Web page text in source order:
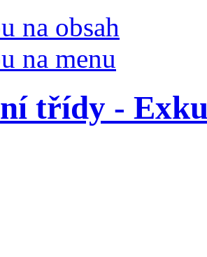
na obsah
na menu
třídy -